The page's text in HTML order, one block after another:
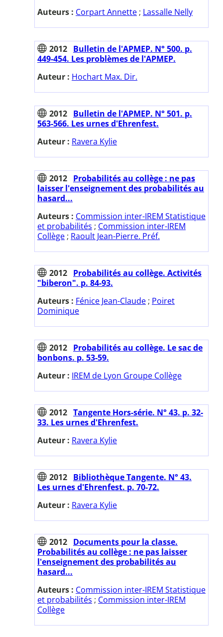
Auteurs : Corpart Annette ; Lassalle Nelly
2012 Bulletin de l'APMEP. N° 500. p.
449-454. Les problèmes de l'APMEP.
Auteur : Hochart Max. Dir.
2012 Bulletin de l'APMEP. N° 501. p.
563-566. Les urnes d'Ehrenfest.
Auteur : Ravera Kylie
2012 Probabilités au collège : ne pas
laisser l'enseignement des probabilités au
hasard...
Auteurs : Commission inter-IREM Statistique
et probabilités ; Commission inter-IREM
Collège ; Raoult Jean-Pierre. Préf.
2012 Probabilités au collège. Activités
"biberon". p. 84-93.
Auteurs : Fénice Jean-Claude ; Poiret
Dominique
2012 Probabilités au collège. Le sac de
bonbons. p. 53-59.
Auteur : IREM de Lyon Groupe Collège
2012 Tangente Hors-série. N° 43. p. 32-
33. Les urnes d'Ehrenfest.
Auteur : Ravera Kylie
2012 Bibliothèque Tangente. N° 43.
Les urnes d'Ehrenfest. p. 70-72.
Auteur : Ravera Kylie
2012 Documents pour la classe.
Probabilités au collège : ne pas laisser
l'enseignement des probabilités au
hasard...
Auteurs : Commission inter-IREM Statistique
et probabilités ; Commission inter-IREM
Collège